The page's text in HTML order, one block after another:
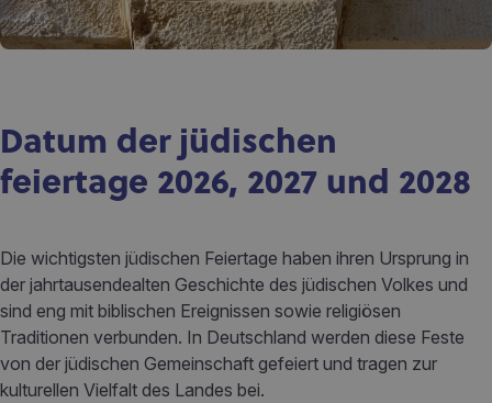
Datum der jüdischen
feiertage 2026, 2027 und 2028
Die wichtigsten jüdischen Feiertage haben ihren Ursprung in
der jahrtausendealten Geschichte des jüdischen Volkes und
sind eng mit biblischen Ereignissen sowie religiösen
Traditionen verbunden. In Deutschland werden diese Feste
von der jüdischen Gemeinschaft gefeiert und tragen zur
kulturellen Vielfalt des Landes bei.